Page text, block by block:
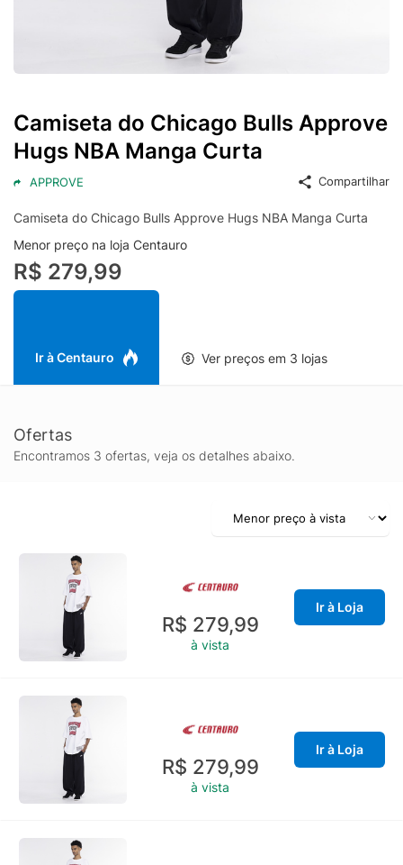
Camiseta do Chicago Bulls Approve
Hugs NBA Manga Curta
APPROVE Compartilhar
Camiseta do Chicago Bulls Approve Hugs NBA Manga Curta
Menor preço na loja Centauro
R$ 279,99
Ir à Centauro Ver preços em 3 lojas
Ofertas
Encontramos 3 ofertas, veja os detalhes abaixo.
R$ 279,99
à vista
Ir à Loja
R$ 279,99
à vista
Ir à Loja